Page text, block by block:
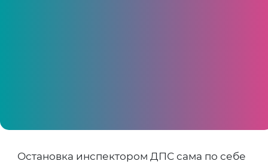
Остановка инспектором ДПС сама по себе